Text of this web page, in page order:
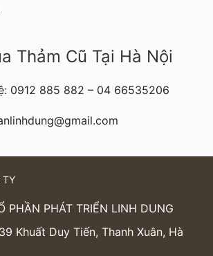
Thảm Cũ Tại Hà Nội
0912 885 882 – 04 66535206
TY
PHẦN PHÁT TRIỂN LINH DUNG
Khuất Duy Tiến, Thanh Xuân, Hà